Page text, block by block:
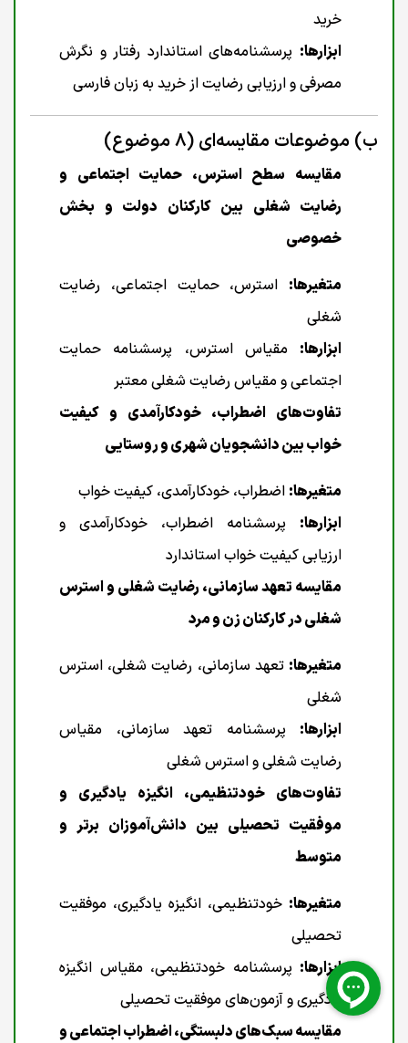
خرید
ابزارها: پرسشنامه‌های استاندارد رفتار و نگرش
مصرفی و ارزیابی رضایت از خرید به زبان فارسی
ب) موضوعات مقایسه‌ای (۸ موضوع)
مقایسه سطح استرس، حمایت اجتماعی و
رضایت شغلی بین کارکنان دولت و بخش
خصوصی
متغیرها: استرس، حمایت اجتماعی، رضایت
شغلی
ابزارها: مقیاس استرس، پرسشنامه حمایت
اجتماعی و مقیاس رضایت شغلی معتبر
تفاوت‌های اضطراب، خودکارآمدی و کیفیت
خواب بین دانشجویان شهری و روستایی
متغیرها: اضطراب، خودکارآمدی، کیفیت خواب
ابزارها: پرسشنامه اضطراب، خودکارآمدی و
ارزیابی کیفیت خواب استاندارد
مقایسه تعهد سازمانی، رضایت شغلی و استرس
شغلی در کارکنان زن و مرد
متغیرها: تعهد سازمانی، رضایت شغلی، استرس
شغلی
ابزارها: پرسشنامه تعهد سازمانی، مقیاس
رضایت شغلی و استرس شغلی
تفاوت‌های خودتنظیمی، انگیزه یادگیری و
موفقیت تحصیلی بین دانش‌آموزان برتر و
متوسط
متغیرها: خودتنظیمی، انگیزه یادگیری، موفقیت
تحصیلی
ابزارها: پرسشنامه خودتنظیمی، مقیاس انگیزه
یادگیری و آزمون‌های موفقیت تحصیلی
مقایسه سبک‌های دلبستگی، اضطراب اجتماعی و